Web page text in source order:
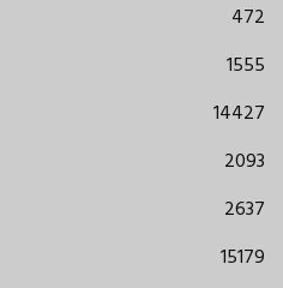
472
1555
14427
2093
2637
15179